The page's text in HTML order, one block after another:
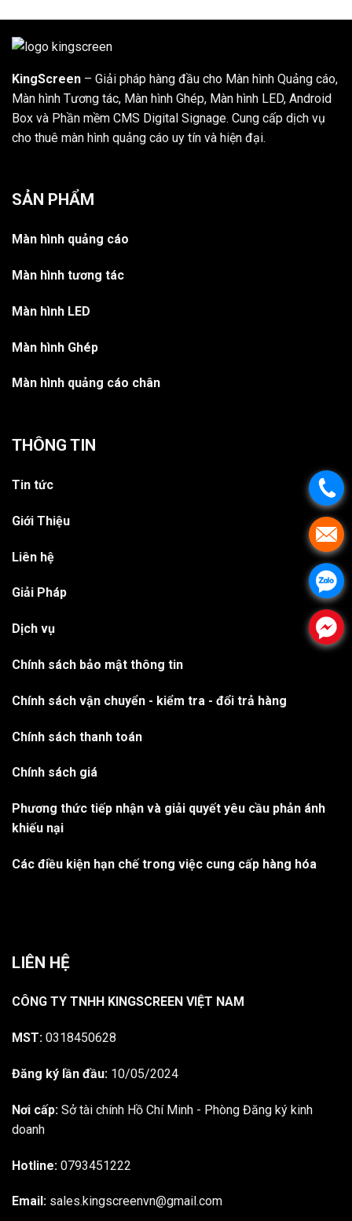
KingScreen – Giải pháp hàng đầu cho Màn hình Quảng cáo,
Màn hình Tương tác, Màn hình Ghép, Màn hình LED, Android
Box và Phần mềm CMS Digital Signage. Cung cấp dịch vụ
cho thuê màn hình quảng cáo uy tín và hiện đại.
SẢN PHẨM
Màn hình quảng cáo
Màn hình tương tác
Màn hình LED
Màn hình Ghép
Màn hình quảng cáo chân
THÔNG TIN
Tin tức
Giới Thiệu
Liên hệ
Giải Pháp
Dịch vụ
Chính sách bảo mật thông tin
Chính sách vận chuyển - kiểm tra - đổi trả hàng
Chính sách thanh toán
Chính sách giá
Phương thức tiếp nhận và giải quyết yêu cầu phản ánh
khiếu nại
Các điều kiện hạn chế trong việc cung cấp hàng hóa
LIÊN HỆ
CÔNG TY TNHH KINGSCREEN VIỆT NAM
MST: 0318450628
Đăng ký lần đầu: 10/05/2024
Nơi cấp: Sở tài chính Hồ Chí Minh - Phòng Đăng ký kinh
doanh
Hotline: 0793451222
Email: sales.kingscreenvn@gmail.com
.
.
.
.